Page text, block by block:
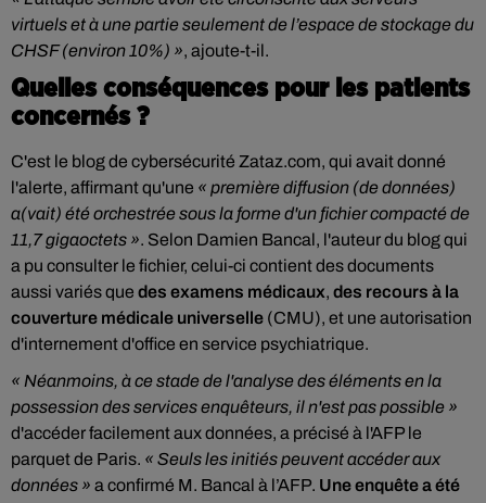
virtuels et à une partie seulement de l’espace de stockage du
CHSF (environ 10%) », ajoute-t-il.
Quelles conséquences pour les patients
concernés ?
C'est le blog de cybersécurité Zataz.com, qui avait donné
l'alerte, affirmant qu'une « première diffusion (de données)
a(vait) été orchestrée sous la forme d'un fichier compacté de
11,7 gigaoctets ». Selon Damien Bancal, l'auteur du blog qui
a pu consulter le fichier, celui-ci contient des documents
aussi variés que des examens médicaux, des recours à la
couverture médicale universelle (CMU), et une autorisation
d'internement d'office en service psychiatrique.
« Néanmoins, à ce stade de l'analyse des éléments en la
possession des services enquêteurs, il n'est pas possible »
d'accéder facilement aux données, a précisé à l'AFP le
parquet de Paris. « Seuls les initiés peuvent accéder aux
données » a confirmé M. Bancal à l’AFP. Une enquête a été